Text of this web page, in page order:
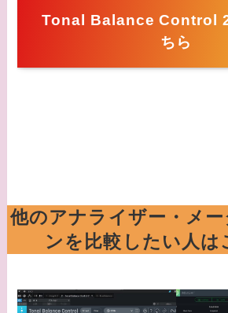
Tonal Balance Control 2
ちら
他のアナライザー・メ
ンを比較したい人は